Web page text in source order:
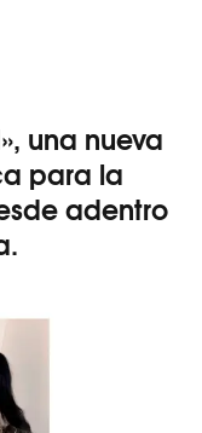
una nueva
para la
adentro